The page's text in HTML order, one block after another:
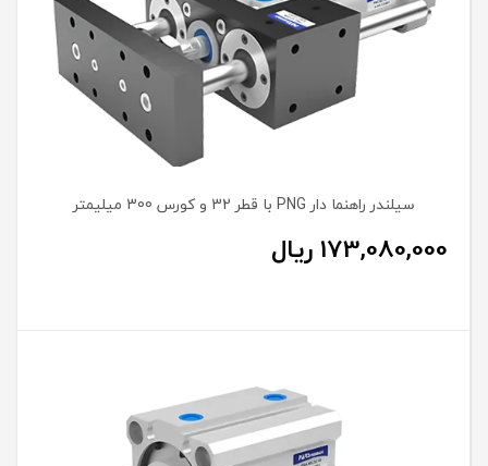
سیلندر راهنما دار PNG با قطر 32 و کورس 300 میلیمتر
173,080,000 ریال